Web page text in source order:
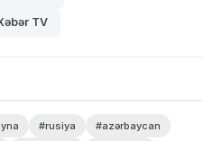
TV
#rusiya #azərbaycan